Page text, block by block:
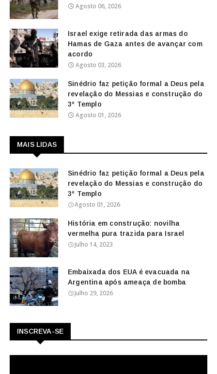
Agosto 06, 2026
Israel exige retirada das armas do
Hamas de Gaza antes de avançar com
acordo
Agosto 03, 2026
Sinédrio faz petição formal a Deus pela
revelação do Messias e construção do
3º Templo
Agosto 01, 2026
MAIS LIDAS
Sinédrio faz petição formal a Deus pela
revelação do Messias e construção do
3º Templo
Agosto 01, 2026
História em construção: novilha
vermelha pura trazida para Israel
Julho 14, 2023
Embaixada dos EUA é evacuada na
Argentina após ameaça de bomba
Julho 29, 2026
INSCREVA-SE